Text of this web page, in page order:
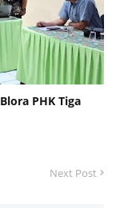
PHK Tiga
Next Post